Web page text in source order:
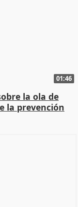
01:46
la ola de
la prevención